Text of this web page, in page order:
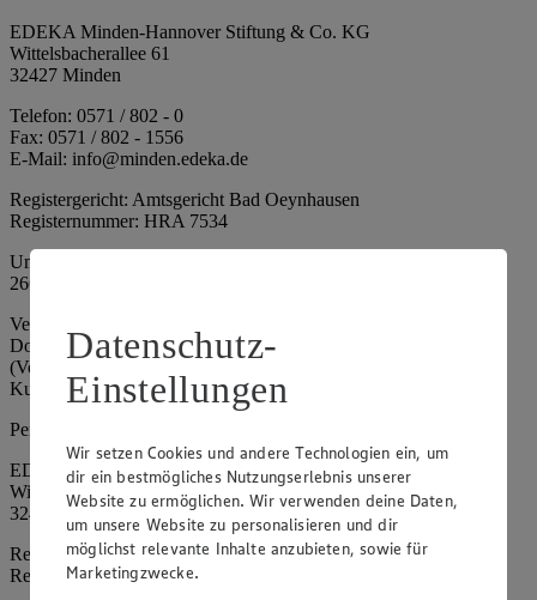
EDEKA Minden-Hannover Stiftung & Co. KG
Wittelsbacherallee 61
32427 Minden
Telefon: 0571 / 802 - 0
Fax: 0571 / 802 - 1556
E-Mail: info@minden.edeka.de
Registergericht: Amtsgericht Bad Oeynhausen
Registernummer: HRA 7534
Umsatzsteuer-Identifikationsnummer gem. § 27a UStG: DE
266067317
Vertretungsberechtigte: Mark Rosenkranz (Sprecher), Eileen
Dominique Klingsiek (Vorstandsmitglied), Ulf-U. Plath
(Vorstandsmitglied), Stephan Wohler (Vorstandsmitglied), Marc
Kuhlmann (Aufsichtsratsvorsitzender)
Persönlich haftende Gesellschafterin:
EDEKA Minden-Hannover Holding GmbH
Wittelsbacherallee 61
32427 Minden
Registergericht: Amtsgericht Bad Oeynhausen
Registernummer: HRB 4086
Datenschutz-
Einstellungen
Wir setzen Cookies und andere Technologien ein, um
dir ein bestmögliches Nutzungserlebnis unserer
Website zu ermöglichen. Wir verwenden deine Daten,
um unsere Website zu personalisieren und dir
möglichst relevante Inhalte anzubieten, sowie für
Marketingzwecke.